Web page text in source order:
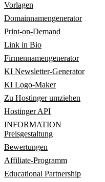
Vorlagen
Domainnamengenerator
Print-on-Demand
Link in Bio
Firmennamengenerator
KI Newsletter-Generator
KI Logo-Maker
Zu Hostinger umziehen
Hostinger API
INFORMATION
Preisgestaltung
Bewertungen
Affiliate-Programm
Educational Partnership